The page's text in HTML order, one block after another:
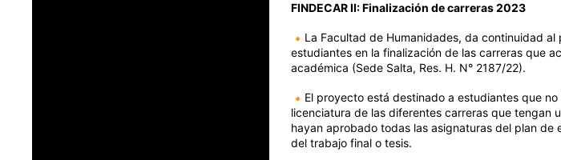
FINDECAR II: Finalización de carreras 2023
La Facultad de Humanidades, da continuidad
estudiantes en la finalización de las carreras que
académica (Sede Salta, Res. H. N° 2187/22).
El proyecto está destinado a estudiantes que
licenciatura de las diferentes carreras que tengan
hayan aprobado todas las asignaturas del plan
del trabajo final o tesis.